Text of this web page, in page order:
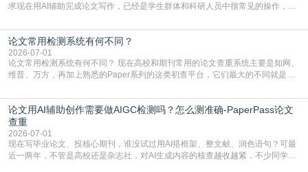
求现在用AI辅助完成论文写作，已经是学生群体和科研人员中很常见的操作，不
但很多人忽略了，AI生成的内容天生带有重复风险——训练AI的数据集本身就包
含大量已公开的学术内容、网络原创内容，AI输出内容时很容易无意识拼接出重
复片
论文常用检测系统有何不同？
2026-07-01
论文常用检测系统有何不同？ 现在高校和期刊常用的论文查重系统主要是知网、
维普、万方，再加上熟悉的Paper系列的这类初查平台，它们最大的不同就是数
查数值误导。知网（CNKI）是学校定稿检测的绝对主流。本科用PMLC，含大学
生联合比对库，能比历届学长论文，硕博用VIP/TMLC，含学术论文联合比对
库，期刊投稿用AMLMC/SML
论文用AI辅助创作需要做AIGC检测吗？怎么测准确-PaperPass论文
查重
2026-07-01
现在写毕业论文、投核心期刊，谁没试过用AI搭框架、整文献、润色语句？可最
近一两年，不管是高校还是杂志社，对AI生成内容的核查越收越紧，不少同学投